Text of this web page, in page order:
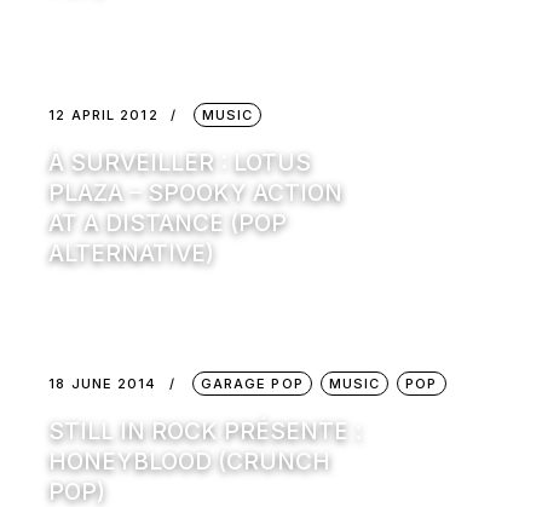
12 APRIL 2012 MUSIC
À SURVEILLER : LOTUS
PLAZA – SPOOKY ACTION
AT A DISTANCE (POP
ALTERNATIVE)
18 JUNE 2014 GARAGE POP MUSIC POP
STILL IN ROCK PRÉSENTE :
HONEYBLOOD (CRUNCH
POP)